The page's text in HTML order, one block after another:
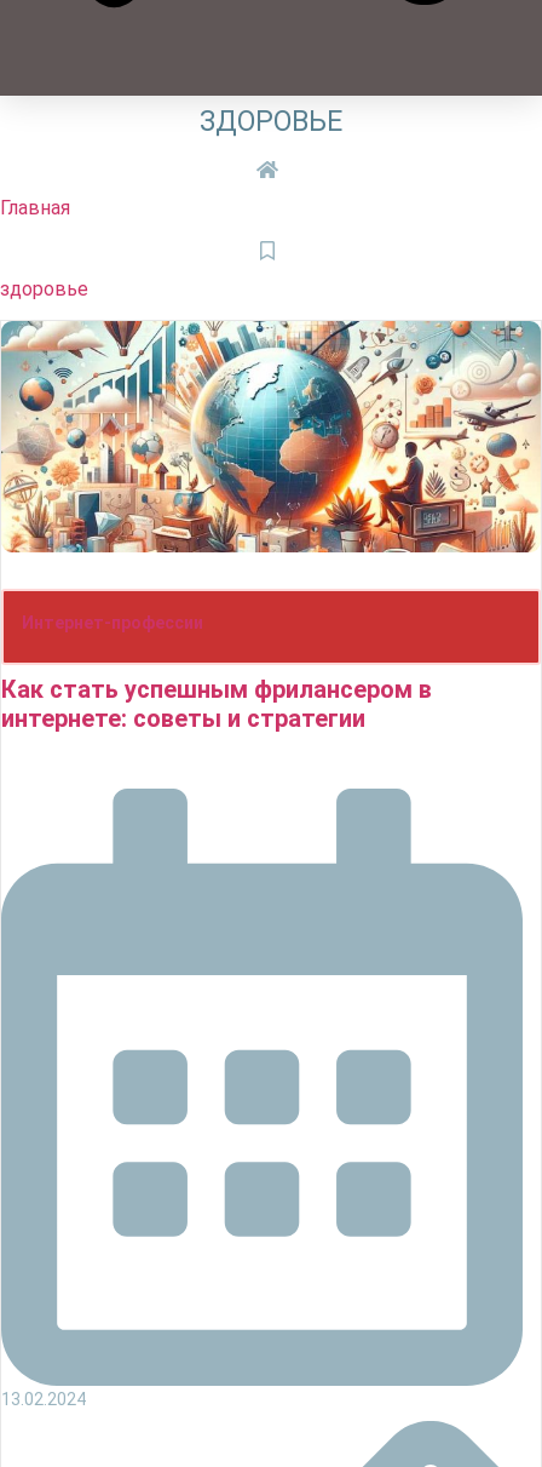
ЗДОРОВЬЕ
Главная
здоровье
Интернет-профессии
Как стать успешным фрилансером в
интернете: советы и стратегии
13.02.2024